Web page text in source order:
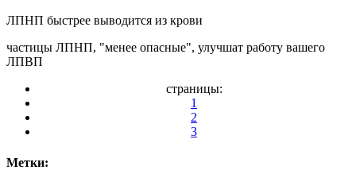
ЛПНП быстрее выводится из крови
частицы ЛПНП, "менее опасные", улучшат работу вашего
ЛПВП
страницы:
1
2
3
Метки: